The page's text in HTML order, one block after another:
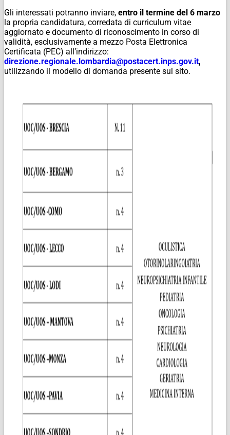
Gli interessati potranno inviare, entro il termine del 6 marzo
la propria candidatura, corredata di curriculum vitae
aggiornato e documento di riconoscimento in corso di
validità, esclusivamente a mezzo Posta Elettronica
Certificata (PEC) all’indirizzo:
direzione.regionale.lombardia@postacert.inps.gov.it,
utilizzando il modello di domanda presente sul sito.